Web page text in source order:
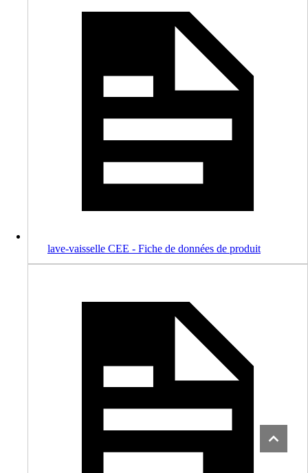
lave-vaisselle CEE - Fiche de données de produit